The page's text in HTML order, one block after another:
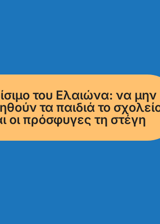
του Ελαιώνα: να μην
τα παιδιά το
οι πρόσφυγες τη στέγη